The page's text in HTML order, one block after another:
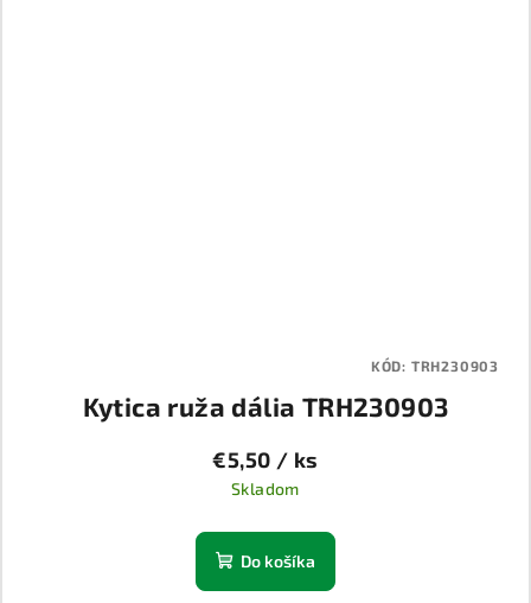
Kytica ruža dália TRH230903
€5,50 / ks
Skladom
Do košíka
KÓD: TRH230903